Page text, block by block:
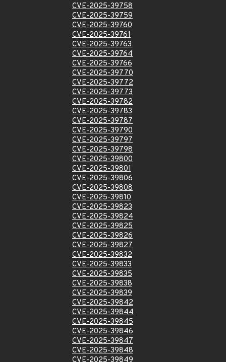
CVE-2025-39758
CVE-2025-39759
CVE-2025-39760
CVE-2025-39761
CVE-2025-39763
CVE-2025-39764
CVE-2025-39766
CVE-2025-39770
CVE-2025-39772
CVE-2025-39773
CVE-2025-39782
CVE-2025-39783
CVE-2025-39787
CVE-2025-39790
CVE-2025-39797
CVE-2025-39798
CVE-2025-39800
CVE-2025-39801
CVE-2025-39806
CVE-2025-39808
CVE-2025-39810
CVE-2025-39823
CVE-2025-39824
CVE-2025-39825
CVE-2025-39826
CVE-2025-39827
CVE-2025-39832
CVE-2025-39833
CVE-2025-39835
CVE-2025-39838
CVE-2025-39839
CVE-2025-39842
CVE-2025-39844
CVE-2025-39845
CVE-2025-39846
CVE-2025-39847
CVE-2025-39848